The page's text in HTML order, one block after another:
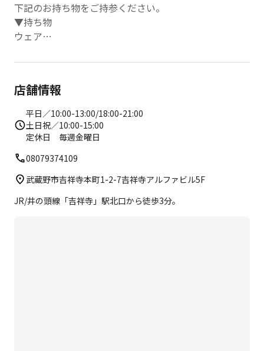
下記のお持ち物をご持参ください。
▼持ち物
ウェア
靴下
※ ロッカールーム、パウダールームを完備しておりま
す。
店舗情報
平日／10:00-13:00/18:00-21:00
土日祝／10:00-15:00
定休日 毎週金曜日
08079374109
武蔵野市吉祥寺本町1-2-7吉祥寺アルファビル5F
JR/井の頭線「吉祥寺」駅北口から徒歩3分。